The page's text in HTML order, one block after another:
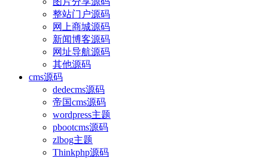
整站门户源码
网上商城源码
新闻博客源码
网址导航源码
其他源码
cms源码
dedecms源码
帝国cms源码
wordpress主题
pbootcms源码
zlbog主题
Thinkphp源码